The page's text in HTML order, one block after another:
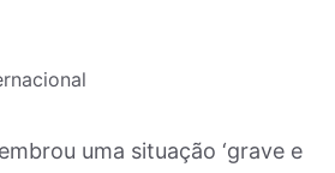
uma situação ‘grave e